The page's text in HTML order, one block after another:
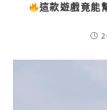
這款遊戲竟能